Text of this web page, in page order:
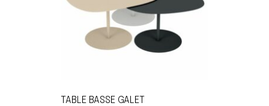
TABLE BASSE GALET